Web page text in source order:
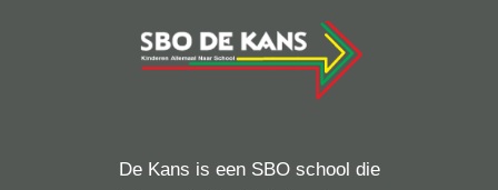
De Kans is een SBO school die